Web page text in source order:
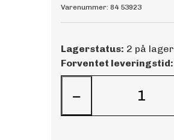
Varenummer: 84 53923
Lagerstatus: 2 på lager
Forventet leveringstid:
−